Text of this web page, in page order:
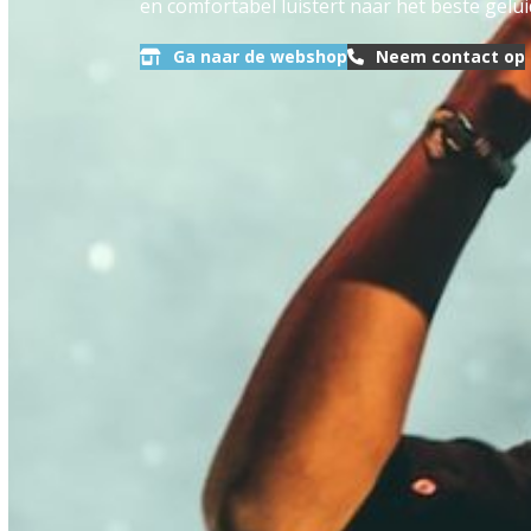
en comfortabel luistert naar het beste
Ga naar de webshop Neem contact op